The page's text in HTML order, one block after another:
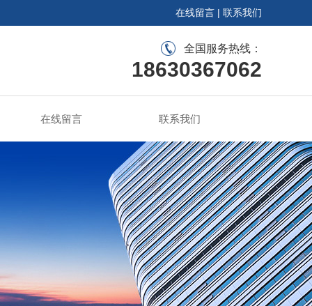
在线留言 | 联系我们
全国服务热线：
18630367062
在线留言 联系我们